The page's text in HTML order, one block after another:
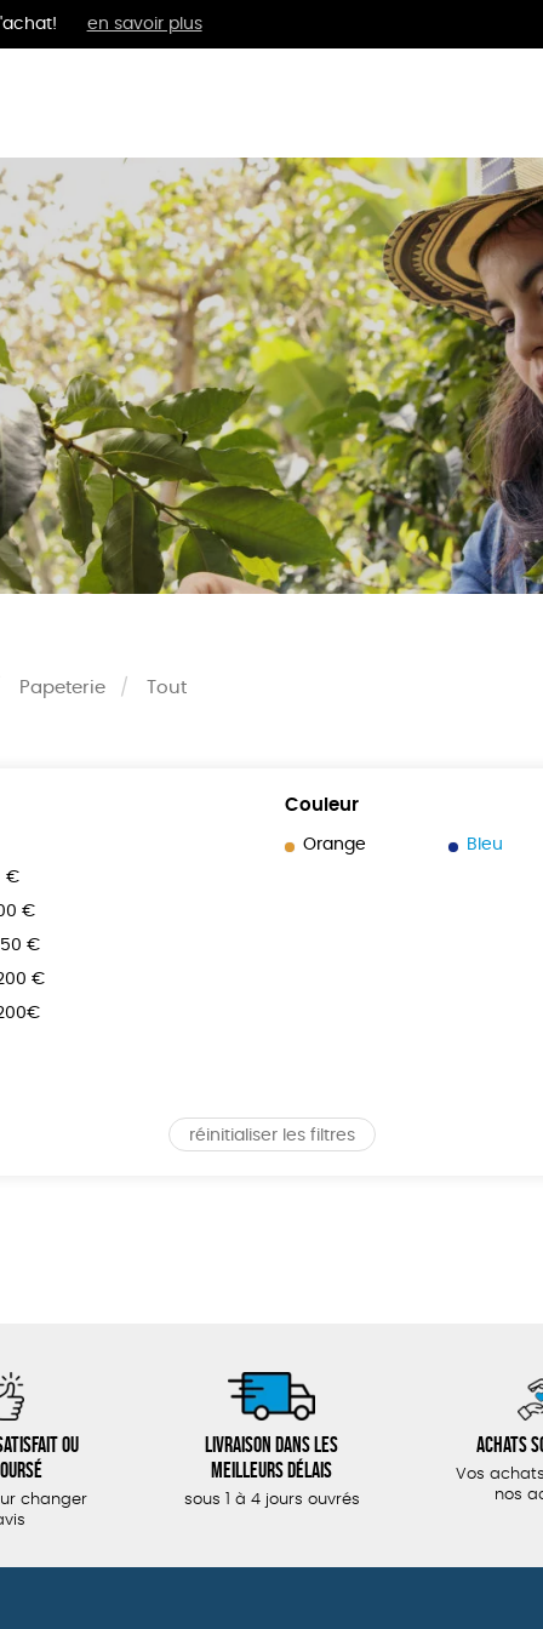
en savoir plus
BIEN-ÊTRE
Papeterie Tout
€
€
€
€
Couleur
Orange Bleu
réinitialiser les filtres
ou
changer
Livraison dans les
meilleurs délais
sous 1 à 4 jours ouvrés
Achats
Vos
nos